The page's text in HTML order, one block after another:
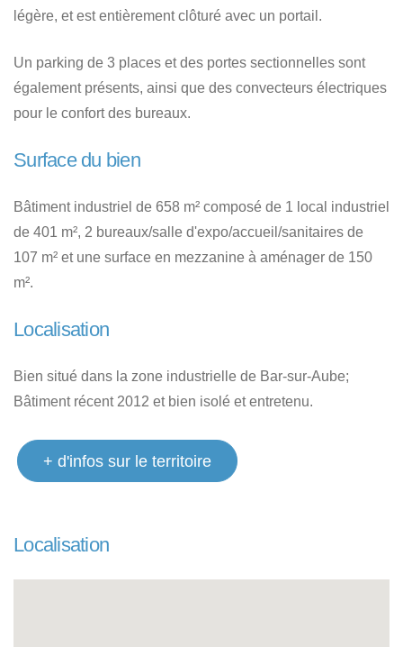
légère, et est entièrement clôturé avec un portail.
Un parking de 3 places et des portes sectionnelles sont
également présents, ainsi que des convecteurs électriques
pour le confort des bureaux.
Surface du bien
Bâtiment industriel de 658 m² composé de 1 local industriel
de 401 m², 2 bureaux/salle d'expo/accueil/sanitaires de
107 m² et une surface en mezzanine à aménager de 150
m².
Localisation
Bien situé dans la zone industrielle de Bar-sur-Aube;
Bâtiment récent 2012 et bien isolé et entretenu.
+ d'infos sur le territoire
Localisation